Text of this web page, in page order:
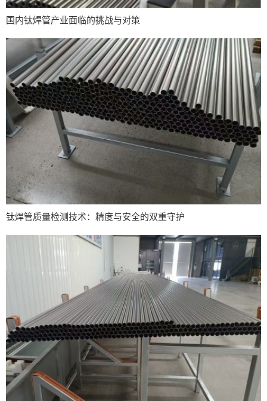
国内钛焊管产业面临的挑战与对策
钛焊管质量检测技术：精度与安全的双重守护